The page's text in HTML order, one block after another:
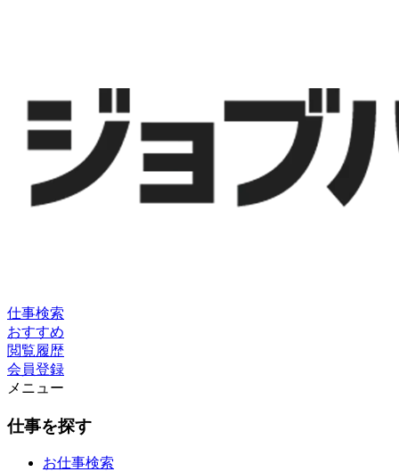
仕事検索
おすすめ
閲覧履歴
会員登録
メニュー
仕事を探す
お仕事検索